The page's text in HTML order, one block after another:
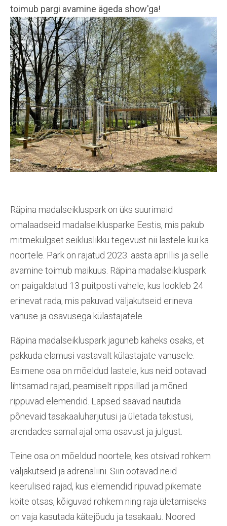
toimub pargi avamine ägeda show'ga!
Räpina madalseikluspark on üks suurimaid
omalaadseid madalseiklusparke Eestis, mis pakub
mitmekülgset seikluslikku tegevust nii lastele kui ka
noortele. Park on rajatud 2023. aasta aprillis ja selle
avamine toimub maikuus. Räpina madalseikluspark
on paigaldatud 13 puitposti vahele, kus lookleb 24
erinevat rada, mis pakuvad väljakutseid erineva
vanuse ja osavusega külastajatele.
Räpina madalseikluspark jaguneb kaheks osaks, et
pakkuda elamusi vastavalt külastajate vanusele.
Esimene osa on mõeldud lastele, kus neid ootavad
lihtsamad rajad, peamiselt rippsillad ja mõned
rippuvad elemendid. Lapsed saavad nautida
põnevaid tasakaaluharjutusi ja ületada takistusi,
arendades samal ajal oma osavust ja julgust.
Teine osa on mõeldud noortele, kes otsivad rohkem
väljakutseid ja adrenaliini. Siin ootavad neid
keerulised rajad, kus elemendid ripuvad pikemate
köite otsas, kõiguvad rohkem ning raja ületamiseks
on vaja kasutada kätejõudu ja tasakaalu. Noored